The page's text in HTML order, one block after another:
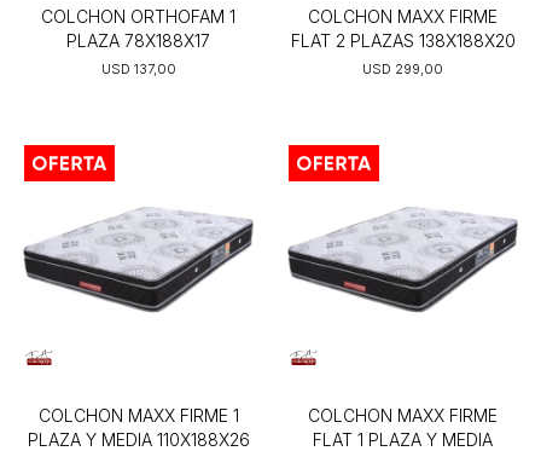
COLCHON ORTHOFAM 1
PLAZA 78X188X17
USD 137,00
COLCHON MAXX FIRME
FLAT 2 PLAZAS 138X188X20
USD 299,00
COLCHON MAXX FIRME 1
PLAZA Y MEDIA 110X188X26
COLCHON MAXX FIRME
FLAT 1 PLAZA Y MEDIA